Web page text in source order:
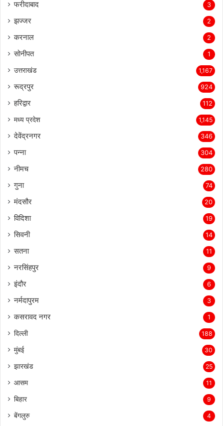
फरीदाबाद 3
झज्जर 2
करनाल 2
सोनीपत 1
उत्तराखंड 1,167
रूद्रपुर 924
हरिद्वार 112
मध्य प्रदेश 1,145
देवेंद्रनगर 346
पन्ना 304
नीमच 280
गुना 74
मंदसौर 20
विदिशा 19
सिवनी 14
सतना 11
नरसिंहपुर 9
इंदौर 6
नर्मदापुरम 3
कसरावद नगर 1
दिल्ली 188
मुंबई 30
झारखंड 25
आसम 11
बिहार 9
बेंगलुरु 4